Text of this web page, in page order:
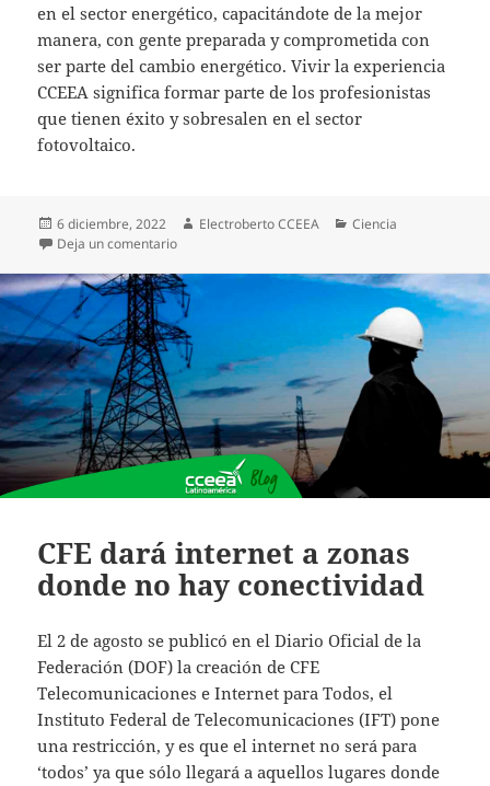
en el sector energético, capacitándote de la mejor
manera, con gente preparada y comprometida con
ser parte del cambio energético. Vivir la experiencia
CCEEA significa formar parte de los profesionistas
que tienen éxito y sobresalen en el sector
fotovoltaico.
Publicado
el
6 diciembre, 2022 Autor
Electroberto CCEEA Categorías
Ciencia
Deja un comentarioen ¿Y tú, ya viviste la Experiencia CCEEA?
CFE dará internet a zonas
donde no hay conectividad
El 2 de agosto se publicó en el Diario Oficial de la
Federación (DOF) la creación de CFE
Telecomunicaciones e Internet para Todos, el
Instituto Federal de Telecomunicaciones (IFT) pone
una restricción, y es que el internet no será para
‘todos’ ya que sólo llegará a aquellos lugares donde